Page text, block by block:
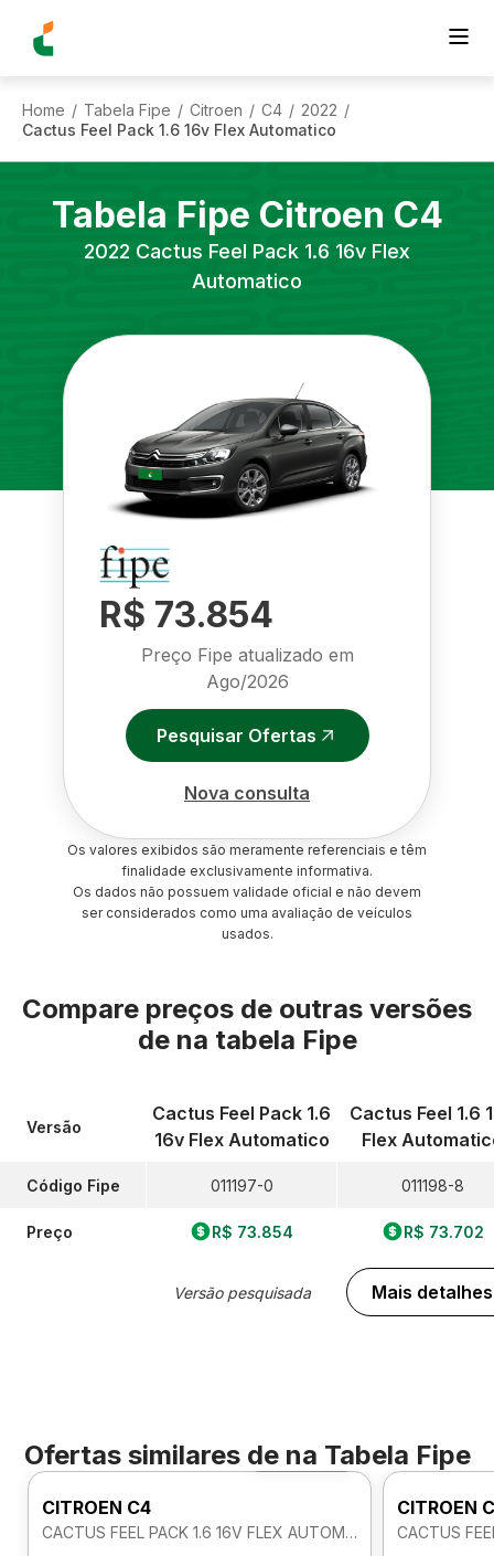
Home / Tabela Fipe / Citroen / C4 / 2022 /
Cactus Feel Pack 1.6 16v Flex Automatico
Tabela Fipe Citroen C4
2022 Cactus Feel Pack 1.6 16v Flex
Automatico
R$ 73.854
Preço Fipe atualizado em
Ago/2026
Pesquisar Ofertas
Nova consulta
Os valores exibidos são meramente referenciais e têm
finalidade exclusivamente informativa.
Os dados não possuem validade oficial e não devem
ser considerados como uma avaliação de veículos
usados.
Compare preços de outras versões
de na tabela Fipe
Versão
Código Fipe
Preço
Cactus Feel Pack 1.6
16v Flex Automatico
011197-0
R$ 73.854
Versão pesquisada
Cactus Feel 1.6
Flex
011198-8
R$ 73.702
Mais detalhes
Ofertas similares de na Tabela Fipe
Foto 360º
CITROEN C4
CACTUS FEEL PACK 1.6 16V FLEX AUTOMATICO
CITROEN
CACTUS